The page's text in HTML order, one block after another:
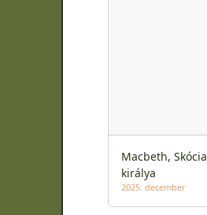
Macbeth, Skócia
királya
2025. december